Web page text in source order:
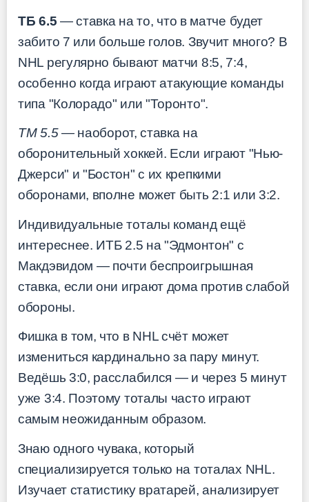
ТБ 6.5 — ставка на то, что в матче будет
забито 7 или больше голов. Звучит много? В
NHL регулярно бывают матчи 8:5, 7:4,
особенно когда играют атакующие команды
типа "Колорадо" или "Торонто".
ТМ 5.5— наоборот, ставка на
оборонительный хоккей. Если играют "Нью-
Джерси" и "Бостон" с их крепкими
оборонами, вполне может быть 2:1 или 3:2.
Индивидуальные тоталы команд ещё
интереснее. ИТБ 2.5 на "Эдмонтон" с
Макдэвидом — почти беспроигрышная
ставка, если они играют дома против слабой
обороны.
Фишка в том, что в NHL счёт может
измениться кардинально за пару минут.
Ведёшь 3:0, расслабился — и через 5 минут
уже 3:4. Поэтому тоталы часто играют
самым неожиданным образом.
Знаю одного чувака, который
специализируется только на тоталах NHL.
Изучает статистику вратарей, анализирует